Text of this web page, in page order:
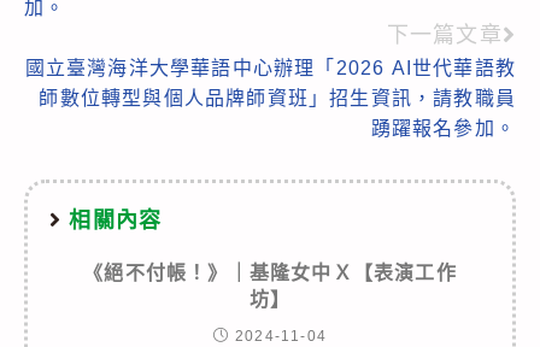
加。
下一篇文章
國立臺灣海洋大學華語中心辦理「2026 AI世代華語教
師數位轉型與個人品牌師資班」招生資訊，請教職員
踴躍報名參加。
相關內容
《絕不付帳！》｜基隆女中Ｘ【表演工作
坊】
2024-11-04